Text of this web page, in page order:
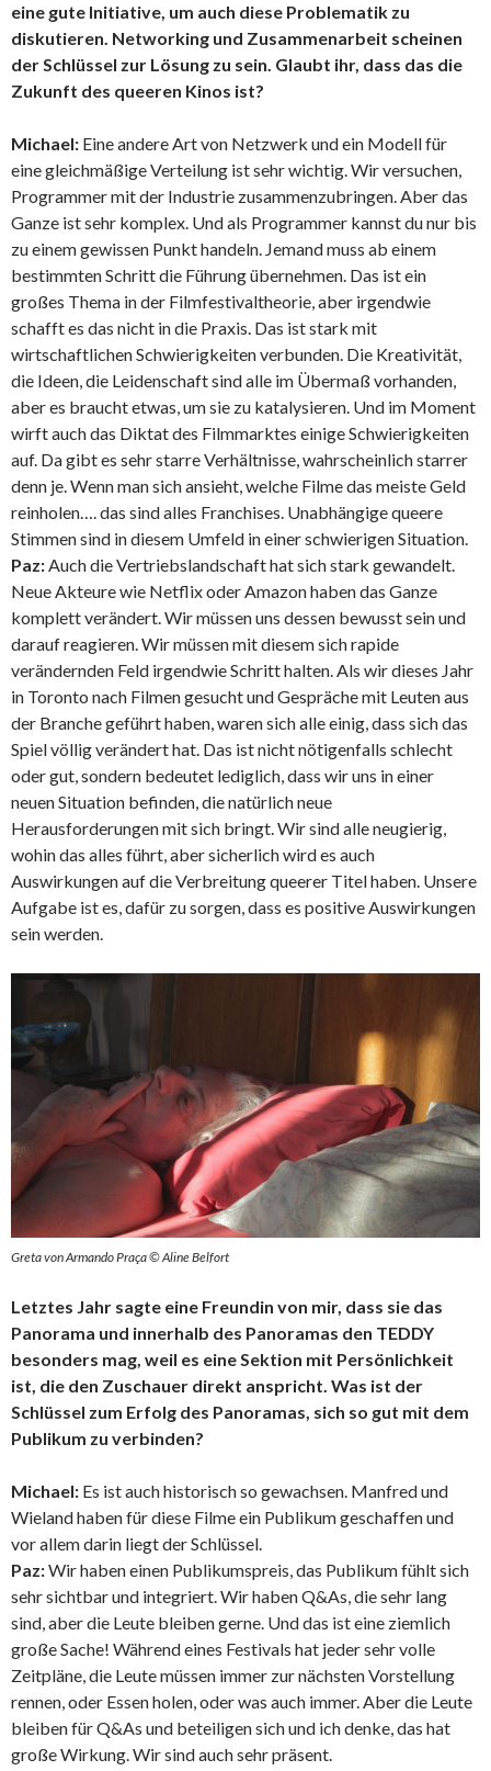
eine gute Initiative, um auch diese Problematik zu
diskutieren. Networking und Zusammenarbeit scheinen
der Schlüssel zur Lösung zu sein. Glaubt ihr, dass das die
Zukunft des queeren Kinos ist?
Michael: Eine andere Art von Netzwerk und ein Modell für
eine gleichmäßige Verteilung ist sehr wichtig. Wir versuchen,
Programmer mit der Industrie zusammenzubringen. Aber das
Ganze ist sehr komplex. Und als Programmer kannst du nur bis
zu einem gewissen Punkt handeln. Jemand muss ab einem
bestimmten Schritt die Führung übernehmen. Das ist ein
großes Thema in der Filmfestivaltheorie, aber irgendwie
schafft es das nicht in die Praxis. Das ist stark mit
wirtschaftlichen Schwierigkeiten verbunden. Die Kreativität,
die Ideen, die Leidenschaft sind alle im Übermaß vorhanden,
aber es braucht etwas, um sie zu katalysieren. Und im Moment
wirft auch das Diktat des Filmmarktes einige Schwierigkeiten
auf. Da gibt es sehr starre Verhältnisse, wahrscheinlich starrer
denn je. Wenn man sich ansieht, welche Filme das meiste Geld
reinholen…. das sind alles Franchises. Unabhängige queere
Stimmen sind in diesem Umfeld in einer schwierigen Situation.
Paz:Auch die Vertriebslandschaft hat sich stark gewandelt.
Neue Akteure wie Netflix oder Amazon haben das Ganze
komplett verändert. Wir müssen uns dessen bewusst sein und
darauf reagieren. Wir müssen mit diesem sich rapide
verändernden Feld irgendwie Schritt halten. Als wir dieses Jahr
in Toronto nach Filmen gesucht und Gespräche mit Leuten aus
der Branche geführt haben, waren sich alle einig, dass sich das
Spiel völlig verändert hat. Das ist nicht nötigenfalls schlecht
oder gut, sondern bedeutet lediglich, dass wir uns in einer
neuen Situation befinden, die natürlich neue
Herausforderungen mit sich bringt. Wir sind alle neugierig,
wohin das alles führt, aber sicherlich wird es auch
Auswirkungen auf die Verbreitung queerer Titel haben. Unsere
Aufgabe ist es, dafür zu sorgen, dass es positive Auswirkungen
sein werden.
Greta von Armando Praça © Aline Belfort
Letztes Jahr sagte eine Freundin von mir, dass sie das
Panorama und innerhalb des Panoramas den TEDDY
besonders mag, weil es eine Sektion mit Persönlichkeit
ist, die den Zuschauer direkt anspricht. Was ist der
Schlüssel zum Erfolg des Panoramas, sich so gut mit dem
Publikum zu verbinden?
Michael: Es ist auch historisch so gewachsen. Manfred und
Wieland haben für diese Filme ein Publikum geschaffen und
vor allem darin liegt der Schlüssel.
Paz:Wir haben einen Publikumspreis, das Publikum fühlt sich
sehr sichtbar und integriert. Wir haben Q&As, die sehr lang
sind, aber die Leute bleiben gerne. Und das ist eine ziemlich
große Sache! Während eines Festivals hat jeder sehr volle
Zeitpläne, die Leute müssen immer zur nächsten Vorstellung
rennen, oder Essen holen, oder was auch immer. Aber die Leute
bleiben für Q&As und beteiligen sich und ich denke, das hat
große Wirkung. Wir sind auch sehr präsent.